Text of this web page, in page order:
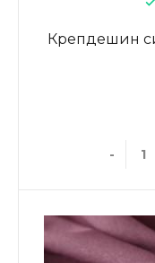
Крепдешин
-